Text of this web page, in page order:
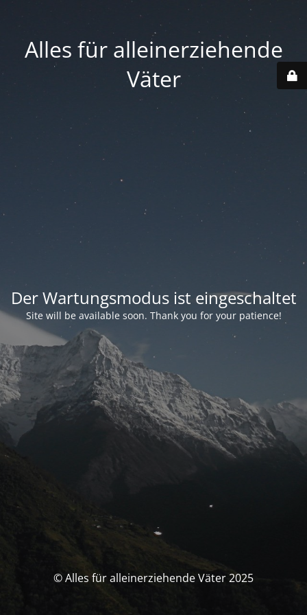
Alles für alleinerziehende
Väter
Der Wartungsmodus ist eingeschaltet
Site will be available soon. Thank you for your patience!
© Alles für alleinerziehende Väter 2025